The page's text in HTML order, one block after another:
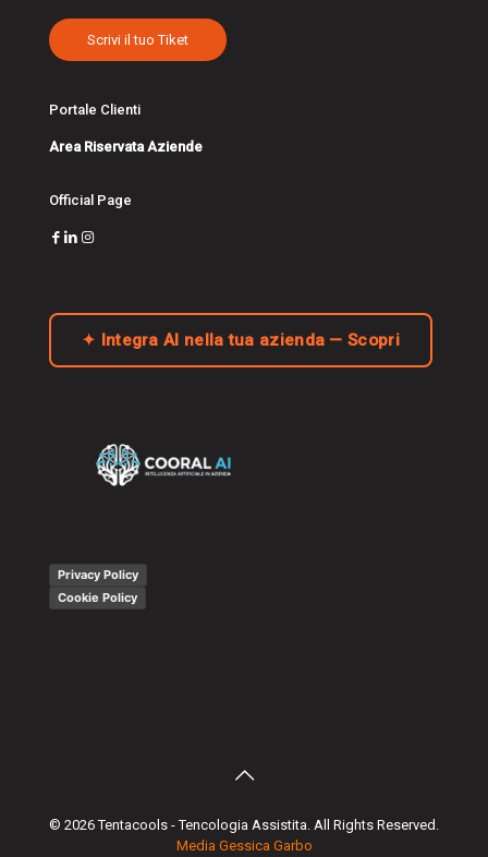
Scrivi il tuo Tiket
Portale Clienti
Area Riservata Aziende
Official Page
✦ Integra AI nella tua azienda — Scopri
Privacy Policy
Cookie Policy
© 2026 Tentacools - Tencologia Assistita. All Rights Reserved.
Media Gessica Garbo